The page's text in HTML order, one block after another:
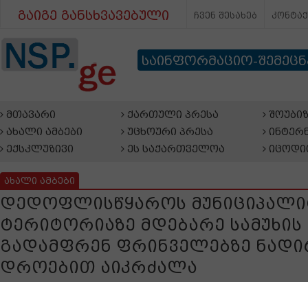
გაიგე განსხვავებული ჩვენ შესახებ
საინფორმაციო-
მთავარი
ახალი ამბები
ექსკლუზივი
ქართული პრესა
უცხოური პრესა
ეს საქართველოა
ახალი ამბები
დედოფლისწყაროს
ტერიტორიაზე მდებარე
გადამფრენ ფრინველებზე
დროებით აიკრძალა